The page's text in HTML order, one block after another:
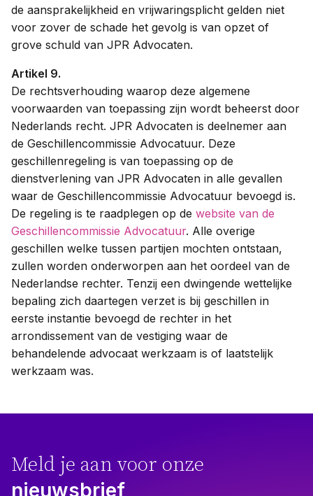
de aansprakelijkheid en vrijwaringsplicht gelden niet
voor zover de schade het gevolg is van opzet of
grove schuld van JPR Advocaten.
Artikel 9.
De rechtsverhouding waarop deze algemene
voorwaarden van toepassing zijn wordt beheerst door
Nederlands recht. JPR Advocaten is deelnemer aan
de Geschillencommissie Advocatuur. Deze
geschillenregeling is van toepassing op de
dienstverlening van JPR Advocaten in alle gevallen
waar de Geschillencommissie Advocatuur bevoegd is.
De regeling is te raadplegen op de website van de
Geschillencommissie Advocatuur. Alle overige
geschillen welke tussen partijen mochten ontstaan,
zullen worden onderworpen aan het oordeel van de
Nederlandse rechter. Tenzij een dwingende wettelijke
bepaling zich daartegen verzet is bij geschillen in
eerste instantie bevoegd de rechter in het
arrondissement van de vestiging waar de
behandelende advocaat werkzaam is of laatstelijk
werkzaam was.
Meld je aan voor onze
nieuwsbrief